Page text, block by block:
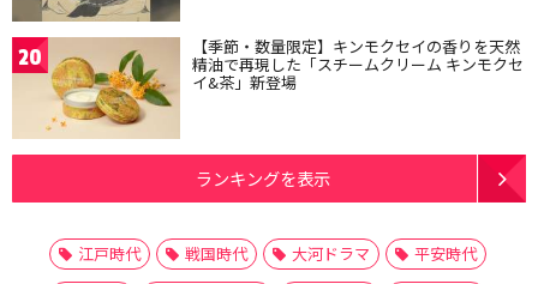
20 【季節・数量限定】キンモクセイの香りを天然
精油で再現した「スチームクリーム キンモクセ
イ&茶」新登場
ランキングを表示
江戸時代 戦国時代 大河ドラマ
平安時代